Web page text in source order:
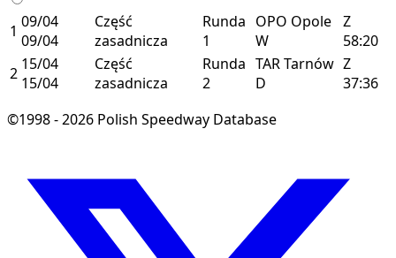
1 09/04
09/04
Część
zasadnicza
Runda
1
OPO Opole
W
Z
58:20
2 15/04
15/04
Część
zasadnicza
Runda
2
TARTarnów
D
Z
37:36
©1998 - 2026 Polish Speedway Database